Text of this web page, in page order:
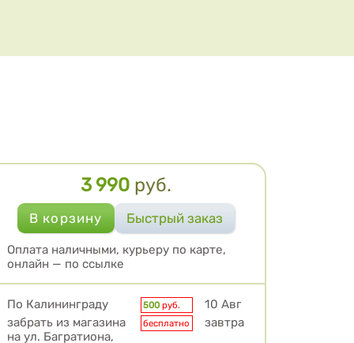
Цена
3 990 руб.
Оплата наличными, курьеру по карте,
онлайн — по ссылке
Условия доставки
По Калининграду 500 руб.
10 Авг
забрать из магазина
на ул. Багратиона,
бесплатно завтра